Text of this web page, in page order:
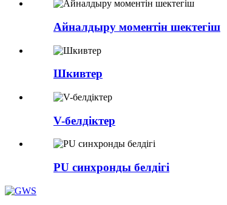
Айналдыру моментін шектегіш
Шкивтер
V-белдіктер
PU синхронды белдігі